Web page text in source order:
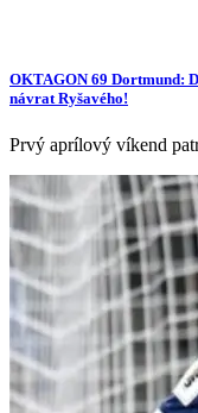
OKTAGON 69 Dortmund:
návrat Ryšavého!
Prvý aprílový víkend